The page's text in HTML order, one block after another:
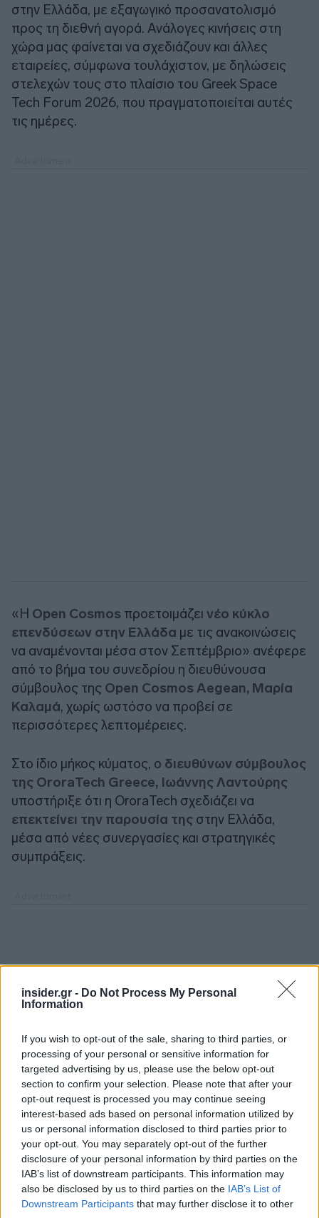
insider.gr - Do Not Process My Personal
Information
If you wish to opt-out of the sale, sharing to third parties, or
processing of your personal or sensitive information for
targeted advertising by us, please use the below opt-out
section to confirm your selection. Please note that after your
opt-out request is processed you may continue seeing
interest-based ads based on personal information utilized by
us or personal information disclosed to third parties prior to
your opt-out. You may separately opt-out of the further
disclosure of your personal information by third parties on the
IAB’s list of downstream participants. This information may
also be disclosed by us to third parties on the IAB’s List of
Downstream Participants that may further disclose it to other
στην Ελλάδα, με εξαγωγικό προσανατολισμό
προς τη διεθνή αγορά. Ανάλογες κινήσεις στη
χώρα μας φαίνεται να σχεδιάζουν και άλλες
εταιρείες, σύμφωνα τουλάχιστον, με δηλώσεις
στελεχών τους στο πλαίσιο του Greek Space
Tech Forum 2026, που πραγματοποιείται αυτές
τις ημέρες.
«Η Open Cosmos προετοιμάζει νέο κύκλο
επενδύσεων στην Ελλάδα με τις ανακοινώσεις
να αναμένονται μέσα στον Σεπτέμβριο» ανέφερε
από το βήμα του συνεδρίου η διευθύνουσα
σύμβουλος της Open Cosmos Aegean, Μαρία
Καλαμά, χωρίς ωστόσο να προβεί σε
περισσότερες λεπτομέρειες.
Στο ίδιο μήκος κύματος, ο διευθύνων σύμβουλος
της OroraTech Greece, Ιωάννης Λαντούρης
υποστήριξε ότι η OroraTech σχεδιάζει να
επεκτείνει την παρουσία της στην Ελλάδα,
μέσα από νέες συνεργασίες και στρατηγικές
συμπράξεις.